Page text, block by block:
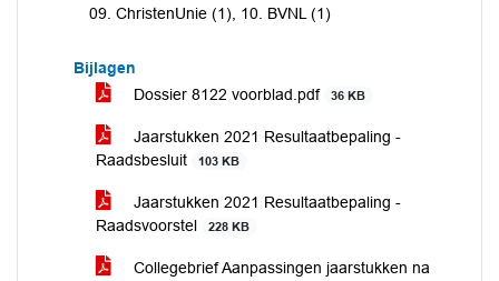
09. ChristenUnie (1), 10. BVNL (1)
Bijlagen
Dossier 8122 voorblad.pdf
36 KB
Jaarstukken 2021 Resultaatbepaling -
Raadsbesluit
103 KB
Jaarstukken 2021 Resultaatbepaling -
Raadsvoorstel
228 KB
Collegebrief Aanpassingen jaarstukken na